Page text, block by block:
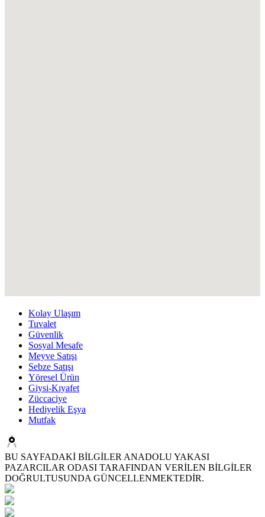
Kolay Ulaşım
Tuvalet
Güvenlik
Sosyal Mesafe
Meyve Satışı
Sebze Satışı
Yöresel Ürün
Giysi-Kıyafet
Züccaciye
Hediyelik Eşya
Mutfak
BU SAYFADAKİ BİLGİLER ANADOLU YAKASI
PAZARCILAR ODASI TARAFINDAN VERİLEN BİLGİLER
DOĞRULTUSUNDA GÜNCELLENMEKTEDİR.